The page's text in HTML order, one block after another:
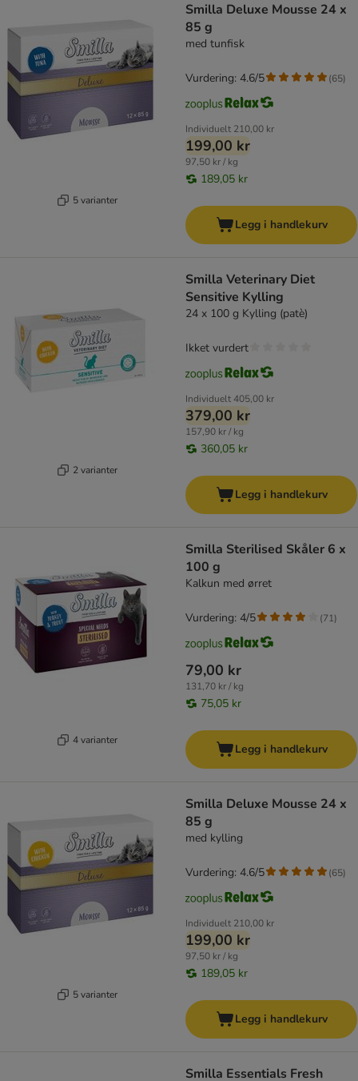
5 varianter
Smilla Deluxe Mousse 24 x
85 g
med tunfisk
Individuelt 210,00 kr
199,00 kr
97,50 kr / kg
189,05 kr
Vurdering: 4.6/5 (65)
Legg i handlekurv
2 varianter
Smilla Veterinary Diet
Sensitive Kylling
24 x 100 g Kylling (patè)
Individuelt405,00 kr
379,00 kr
157,90 kr / kg
360,05 kr
Ikket vurdert
Legg i handlekurv
4 varianter
Smilla Sterilised Skåler 6 x
100 g
Kalkun med ørret
79,00 kr
131,70 kr / kg
75,05 kr
Vurdering: 4/5 (71)
Legg i handlekurv
5 varianter
Smilla Deluxe Mousse 24 x
85 g
med kylling
Individuelt 210,00 kr
199,00 kr
97,50 kr / kg
189,05 kr
Vurdering: 4.6/5 (65)
Legg i handlekurv
Smilla Essentials Fresh